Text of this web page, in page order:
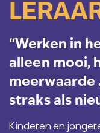
“Werken in
alleen mooi,
meerwaarde
straks als
Kinderen en